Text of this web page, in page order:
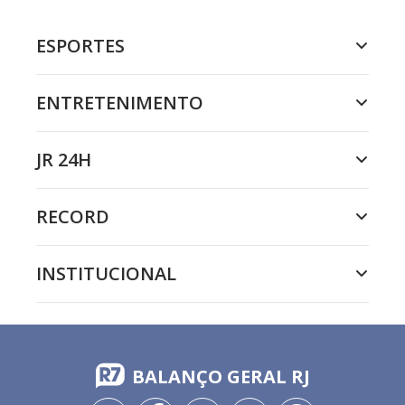
ESPORTES
ENTRETENIMENTO
JR 24H
RECORD
INSTITUCIONAL
BALANÇO GERAL RJ